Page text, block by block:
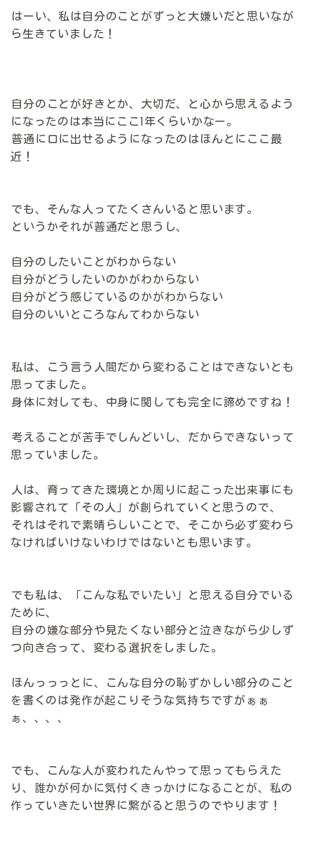
はーい、私は自分のことがずっと大嫌いだと思いなが
ら生きていました！
自分のことが好きとか、大切だ、と心から思えるよう
になったのは本当にここ1年くらいかなー。
普通に口に出せるようになったのはほんとにここ最
近！
でも、そんな人ってたくさんいると思います。
というかそれが普通だと思うし、
自分のしたいことがわからない
自分がどうしたいのかがわからない
自分がどう感じているのかがわからない
自分のいいところなんてわからない
私は、こう言う人間だから変わることはできないとも
思ってました。
身体に対しても、中身に関しても完全に諦めですね！
考えることが苦手でしんどいし、だからできないって
思っていました。
人は、育ってきた環境とか周りに起こった出来事にも
影響されて「その人」が創られていくと思うので、
それはそれで素晴らしいことで、そこから必ず変わら
なければいけないわけではないとも思います。
でも私は、「こんな私でいたい」と思える自分でいる
ために、
自分の嫌な部分や見たくない部分と泣きながら少しず
つ向き合って、変わる選択をしました。
ほんっっっとに、こんな自分の恥ずかしい部分のこと
を書くのは発作が起こりそうな気持ちですがぁぁ
ぁ、、、、
でも、こんな人が変われたんやって思ってもらえた
り、誰かが何かに気付くきっかけになることが、私の
作っていきたい世界に繋がると思うのでやります！